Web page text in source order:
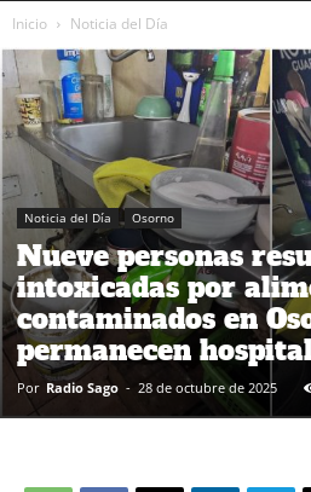
Inicio Noticia del Día
Noticia del Día Osorno
Nueve personas
intoxicadas por
contaminados en
permanecen
Por Radio Sago - 28 de octubre de 2025